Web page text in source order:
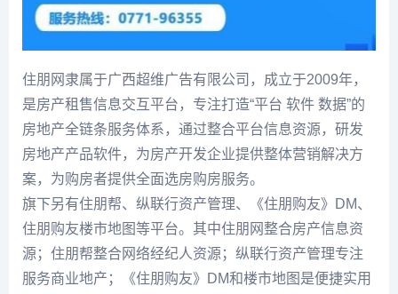
住朋网隶属于广西超维广告有限公司，成立于2009年，
是房产租售信息交互平台，专注打造“平台 软件 数据”的
房地产全链条服务体系，通过整合平台信息资源，研发
房地产产品软件，为房产开发企业提供整体营销解决方
案，为购房者提供全面选房购房服务。
旗下另有住朋帮、纵联行资产管理、《住朋购友》DM、
住朋购友楼市地图等平台。其中住朋网整合房产信息资
源；住朋帮整合网络经纪人资源；纵联行资产管理专注
服务商业地产；《住朋购友》DM和楼市地图是便捷实用